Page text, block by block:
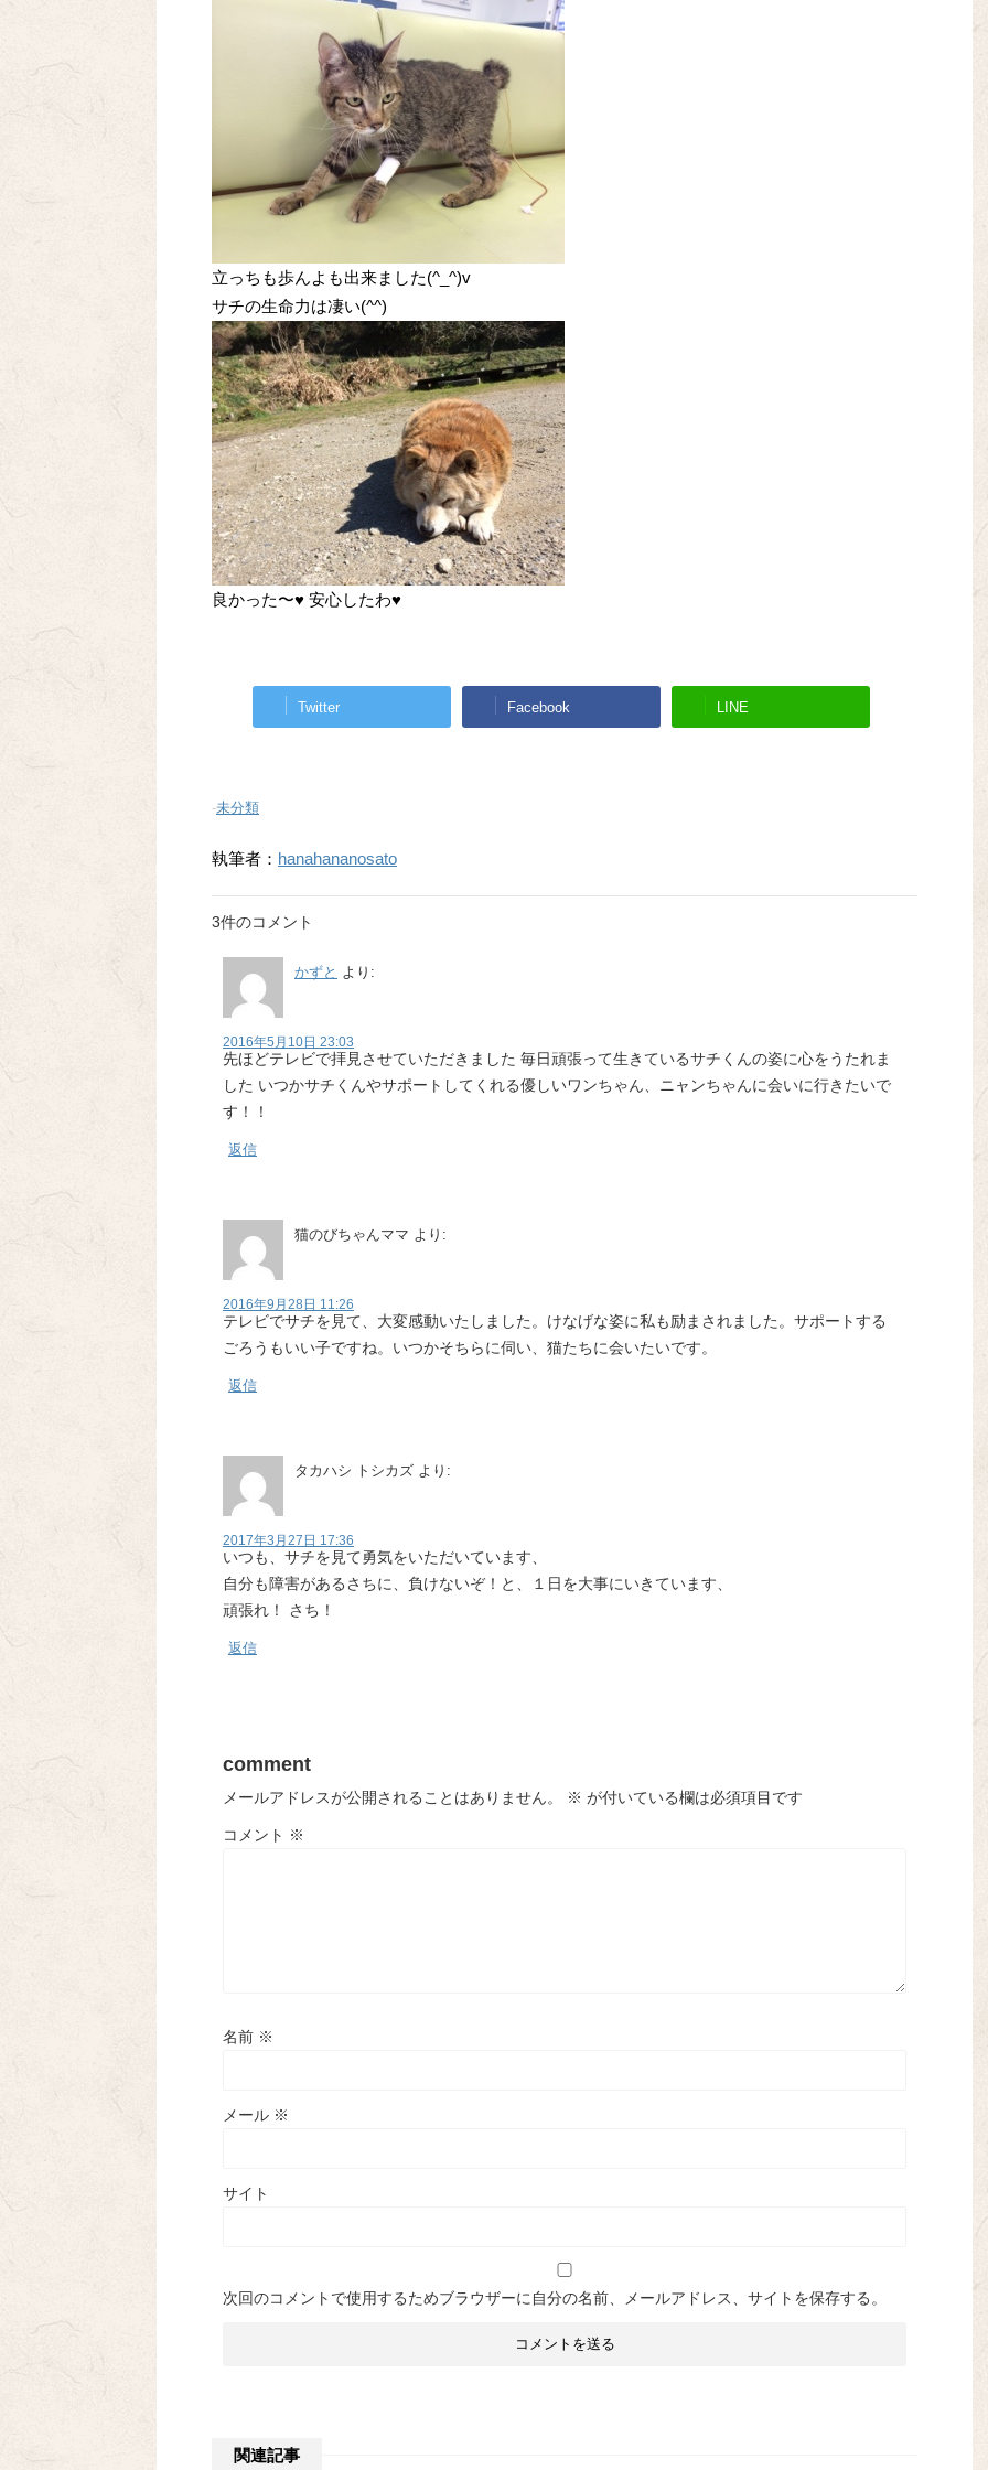
立っちも歩んよも出来ました(^_^)v
サチの生命力は凄い(^^)
良かった〜♥︎ 安心したわ♥︎
Twitter Facebook LINE
-未分類
執筆者： hanahananosato
3件のコメント
かずと より:
2016年5月10日 23:03
先ほどテレビで拝見させていただきました 毎日頑張って生きているサチくんの姿に心をうたれま
した いつかサチくんやサポートしてくれる優しいワンちゃん、ニャンちゃんに会いに行きたいで
す！！
返信
猫のびちゃんママ より:
2016年9月28日 11:26
テレビでサチを見て、大変感動いたしました。けなげな姿に私も励まされました。サポートする
ごろうもいい子ですね。いつかそちらに伺い、猫たちに会いたいです。
返信
タカハシ トシカズ より:
2017年3月27日 17:36
いつも、サチを見て勇気をいただいています、
自分も障害があるさちに、負けないぞ！と、１日を大事にいきています、
頑張れ！ さち！
返信
comment
メールアドレスが公開されることはありません。 ※ が付いている欄は必須項目です
コメント ※
名前 ※
メール ※
サイト
次回のコメントで使用するためブラウザーに自分の名前、メールアドレス、サイトを保存する。
関連記事